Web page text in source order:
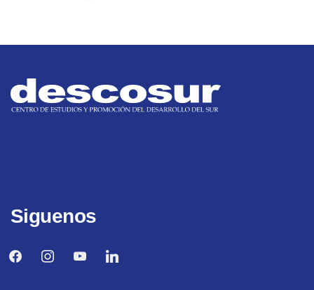
Siguenos
facebookinstagramyoutubelinkedin